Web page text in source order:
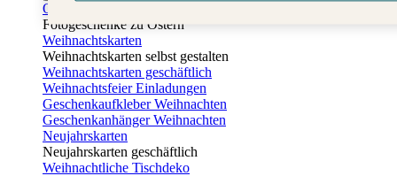
Osterkarten
Fotogeschenke zu Ostern
Weihnachtskarten
Weihnachtskarten selbst gestalten
Weihnachtskarten geschäftlich
Weihnachtsfeier Einladungen
Geschenkaufkleber Weihnachten
Geschenkanhänger Weihnachten
Neujahrskarten
Neujahrskarten geschäftlich
Weihnachtliche Tischdeko